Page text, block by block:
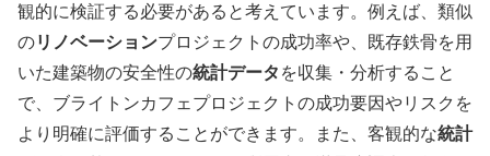
観的に検証する必要があると考えています。例えば、類似
のリノベーションプロジェクトの成功率や、既存鉄骨を用
いた建築物の安全性の統計データ を収集・分析すること
で、ブライトンカフェプロジェクトの成功要因やリスクを
より明確に評価することができます。また、客観的な統計